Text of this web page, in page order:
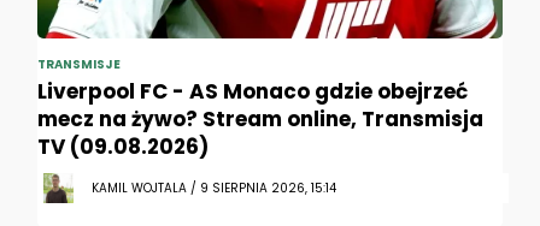
TRANSMISJE
Liverpool FC - AS Monaco gdzie obejrzeć
mecz na żywo? Stream online, Transmisja
TV (09.08.2026)
KAMIL WOJTALA / 9 SIERPNIA 2026, 15:14